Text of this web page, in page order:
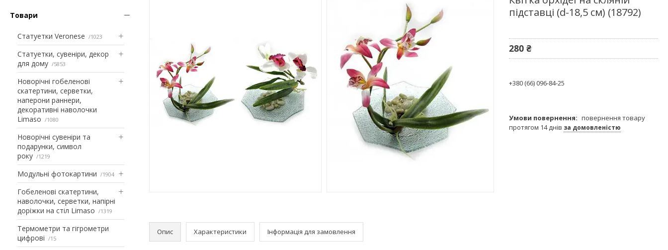
Товари
Статуетки Veronese 1023
Статуетки, сувеніри, декор
для дому
5853
Новорічні гобеленові
скатертини, серветки,
наперони раннери,
декоративні наволочки
Limaso
1080
Новорічні сувеніри та
подарунки, символ
року
1219
Модульні фотокартини 1904
Гобеленові скатертини,
наволочки, серветки, напірні
доріжки на стіл Limaso
1319
Термометри та гігрометри
цифрові
15
Опис Характеристики Інформація для замовлення
підставці (d-18,5 см) (18792)
280 ₴
+380 (66) 096-84-25
повернення товару
протягом 14 днів за домовленістю